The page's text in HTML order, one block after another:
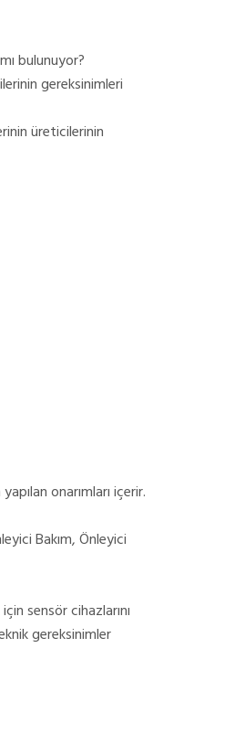
bulunuyor?
gereksinimleri
üreticilerinin
onarımları içerir.
Bakım, Önleyici
sensör cihazlarını
gereksinimler